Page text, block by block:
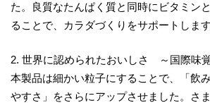
た。良質なたんぱく質と同時にビタミン
ることで、カラダづくりをサポートします
2. 世界に認められたおいしさ ～国際味
本製品は細かい粒子にすることで、「飲
やすさ」をさらにアップさせました。さ